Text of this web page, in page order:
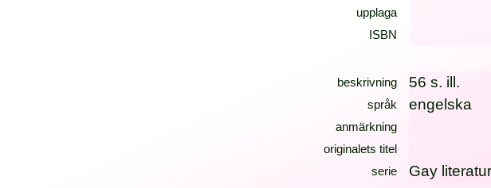
upplaga
ISBN
beskrivning 56 s. ill.
språk engelska
anmärkning
originalets titel
serie
Gay